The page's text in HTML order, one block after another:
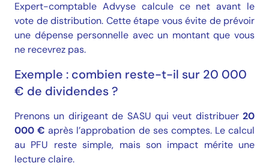
Expert-comptable Advyse calcule ce net avant le
vote de distribution. Cette étape vous évite de prévoir
une dépense personnelle avec un montant que vous
ne recevrez pas.
Exemple : combien reste-t-il sur 20 000
€ de dividendes ?
Prenons un dirigeant de SASU qui veut distribuer 20
000 € après l’approbation de ses comptes. Le calcul
au PFU reste simple, mais son impact mérite une
lecture claire.